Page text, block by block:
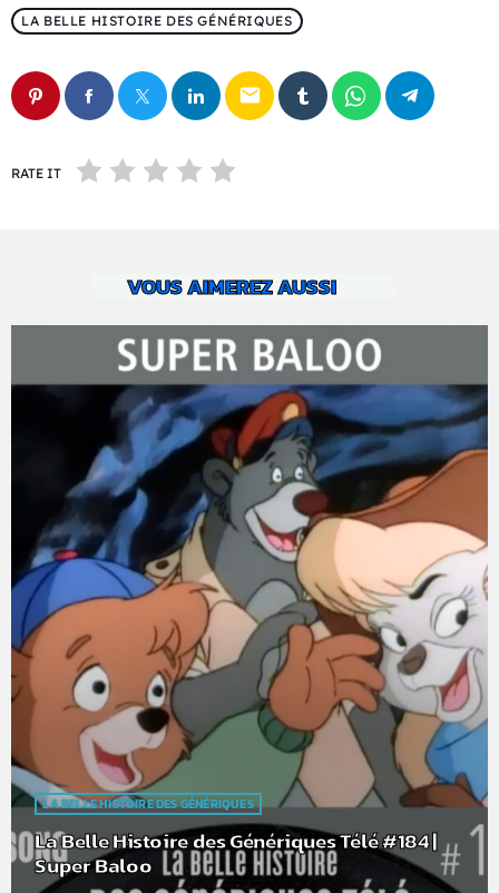
LA BELLE HISTOIRE DES GÉNÉRIQUES
email
RATE IT
VOUS AIMEREZ AUSSI
LA BELLE HISTOIRE DES GÉNÉRIQUES
La Belle Histoire des Génériques Télé #184 |
Super Baloo